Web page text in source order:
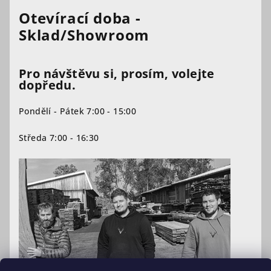
Otevírací doba -
Sklad/Showroom
Pro návštěvu si, prosím, volejte
dopředu.
Pondělí - Pátek 7:00 - 15:00
Středa 7:00 - 16:30